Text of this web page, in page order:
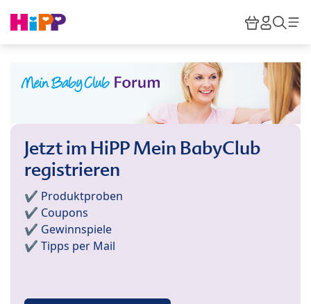
HiPP
Jetzt im HiPP Mein BabyClub
registrieren
✔️ Produktproben
✔️ Coupons
✔️ Gewinnspiele
✔️ Tipps per Mail